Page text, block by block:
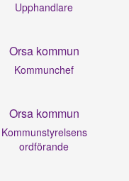
Upphandlare
Orsa kommun
Kommunchef
Orsa kommun
Kommunstyrelsens
ordförande